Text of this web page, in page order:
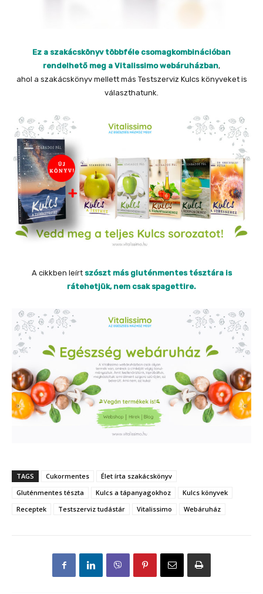
Ez a szakácskönyv többféle csomagkombinációban
rendelhető meg a Vitalissimo webáruházban,
ahol a szakácskönyv mellett más Testszerviz Kulcs könyveket is
választhatunk.
A cikkben leírt szószt más gluténmentes tésztára is
rátehetjük, nem csak spagettire.
TAGS Cukormentes
Élet írta szakácskönyv
Gluténmentes tészta
Kulcs a tápanyagokhoz
Kulcs könyvek
Receptek
Testszerviz tudástár Vitalissimo Webáruház